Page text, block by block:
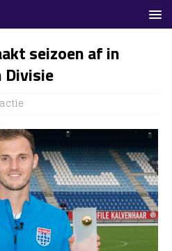
seizoen af in
Divisie